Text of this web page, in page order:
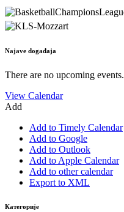
Najave događaja
There are no upcoming events.
View Calendar
Add
Add to Timely Calendar
Add to Google
Add to Outlook
Add to Apple Calendar
Add to other calendar
Export to XML
Категорије